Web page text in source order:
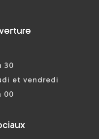
30
et vendredi
00